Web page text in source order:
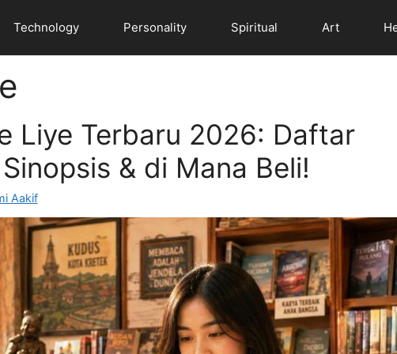
Technology Personality Spiritual Art
Liye Terbaru 2026: Daftar
& di Mana Beli!
Aakif